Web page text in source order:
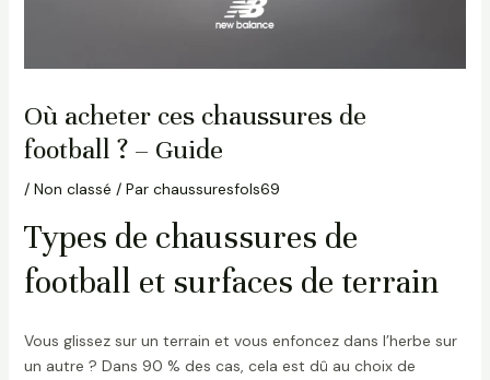
Où acheter ces chaussures de
football ? – Guide
/ Non classé / Par chaussuresfols69
Types de chaussures de
football et surfaces de terrain
Vous glissez sur un terrain et vous enfoncez dans l’herbe sur
un autre ? Dans 90 % des cas, cela est dû au choix de